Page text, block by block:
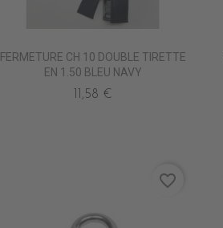
FERMETURE CH 10 DOUBLE TIRETTE
EN 1.50 BLEU NAVY
11,58 €
favorite_border